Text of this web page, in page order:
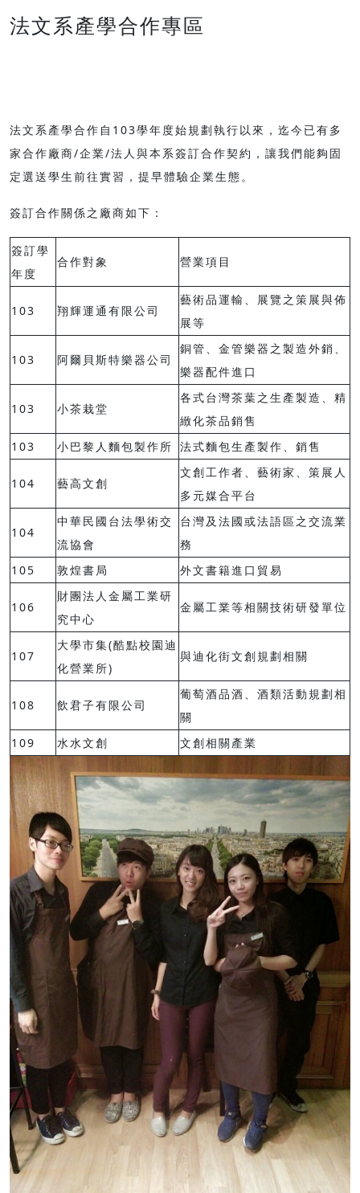
法文系產學合作專區
法文系產學合作自103學年度始規劃執行以來，迄今已有多
家合作廠商/企業/法人與本系簽訂合作契約，讓我們能夠固
定選送學生前往實習，提早體驗企業生態。
簽訂合作關係之廠商如下：
簽訂學
年度
合作對象 營業項目
103 翔輝運通有限公司
藝術品運輸、展覽之策展與佈
展等
103 阿爾貝斯特樂器公司
銅管、金管樂器之製造外銷、
樂器配件進口
103 小茶栽堂
各式台灣茶葉之生產製造、精
緻化茶品銷售
103
小巴黎人麵包製作所 法式麵包生產製作、銷售
104 藝高文創
文創工作者、藝術家、策展人
多元媒合平台
104
中華民國台法學術交
流協會
台灣及法國或法語區之交流業
務
105
敦煌書局 外文書籍進口貿易
106
財團法人金屬工業研
究中心
金屬工業等相關技術研發單位
107
大學市集(酷點校園迪
化營業所)
與迪化街文創規劃相關
108 飲君子有限公司
葡萄酒品酒、酒類活動規劃相
關
109
水水文創 文創相關產業